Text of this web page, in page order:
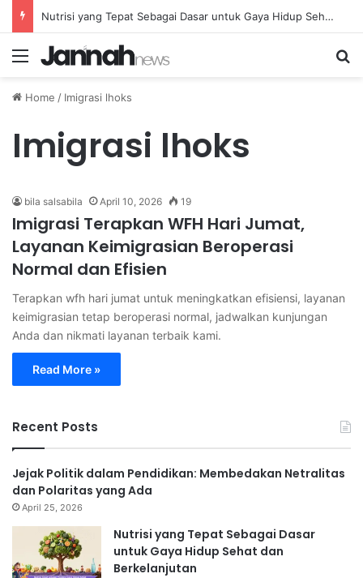
Nutrisi yang Tepat Sebagai Dasar untuk Gaya Hidup Sehat dan Berkelanjutan
Menu
Home / Imigrasi lhoks
Imigrasi lhoks
bila salsabila April 10, 2026 19
Imigrasi Terapkan WFH Hari Jumat,
Layanan Keimigrasian Beroperasi
Normal dan Efisien
Terapkan wfh hari jumat untuk meningkatkan efisiensi, layanan
keimigrasian tetap beroperasi normal, jadwalkan kunjungan
Anda dan nikmati layanan terbaik kami.
Read More »
Recent Posts
Jejak Politik dalam Pendidikan: Membedakan Netralitas
dan Polaritas yang Ada
April 25, 2026
Nutrisi yang Tepat Sebagai Dasar
untuk Gaya Hidup Sehat dan
Berkelanjutan